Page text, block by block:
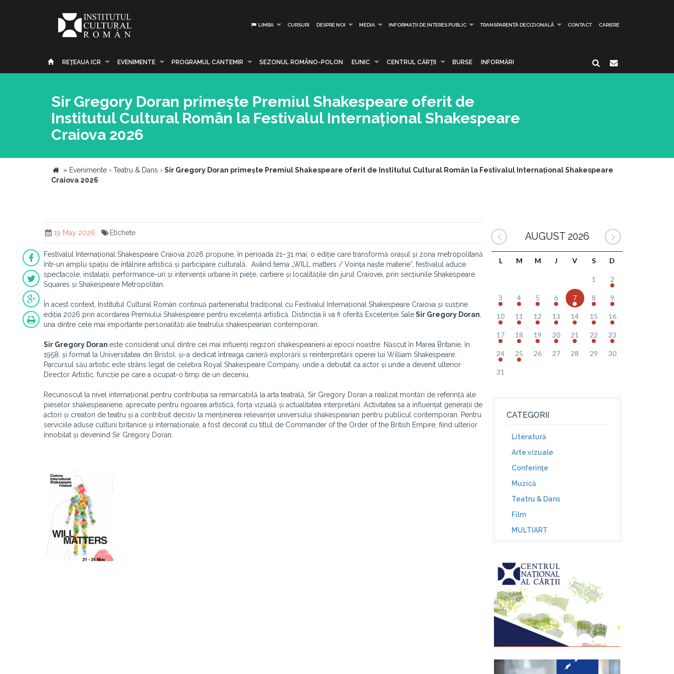
LIMBA CURSURI DESPRE NOI MEDIA INFORMAȚII DE INTERES PUBLIC TRANSPARENȚĂ DECIZIONALĂ CONTACT CARIERE
REŢEAUA ICR EVENIMENTE PROGRAMUL CANTEMIR SEZONUL ROMÂNO-POLON EUNIC CENTRUL CĂRŢII BURSE INFORMĂRI
Sir Gregory Doran primește Premiul Shakespeare oferit de
Institutul Cultural Român la Festivalul Internațional Shakespeare
Craiova 2026
» Evenimente › Teatru & Dans › Sir Gregory Doran primește Premiul Shakespeare oferit de Institutul Cultural Român la Festivalul Internațional Shakespeare
Craiova 2026
19 May 2026 Etichete
Festivalul Internațional Shakespeare Craiova 2026 propune, în perioada 21–31 mai, o ediție care transformă orașul și zona metropolitană
într-un amplu spațiu de întâlnire artistică și participare culturală. Având tema „WILL matters / Voința naște materie”, festivalul aduce
spectacole, instalații, performance-uri și intervenții urbane în piețe, cartiere și localitățile din jurul Craiovei, prin secțiunile Shakespeare
Squares și Shakespeare Metropolitan.
În acest context, Institutul Cultural Român continuă parteneriatul tradițional cu Festivalul Internațional Shakespeare Craiova și susține
ediția 2026 prin acordarea Premiului Shakespeare pentru excelență artistică. Distincția îi va fi oferită Excelenței SaleSir Gregory Doran
una dintre cele mai importante personalități ale teatrului shakespearian contemporan.
Sir Gregory Doran este considerat unul dintre cei mai influenți regizori shakespearieni ai epocii noastre. Născut în Marea Britanie, în
1958, și format la Universitatea din Bristol, și-a dedicat întreaga carieră explorării și reinterpretării operei lui William Shakespeare.
Parcursul său artistic este strâns legat de celebra Royal Shakespeare Company, unde a debutat ca actor și unde a devenit ulterior
Director Artistic, funcție pe care a ocupat-o timp de un deceniu.
Recunoscut la nivel internațional pentru contribuția sa remarcabilă la arta teatrală, Sir Gregory Doran a realizat montări de referință ale
pieselor shakespeariene, apreciate pentru rigoarea artistică, forța vizuală și actualitatea interpretării. Activitatea sa a influențat generații de
actori și creatori de teatru și a contribuit decisiv la menținerea relevanței universului shakespearian pentru publicul contemporan. Pentru
serviciile aduse culturii britanice și internaționale, a fost decorat cu titlul de Commander of the Order of the British Empire, fiind ulterior
înnobilat și devenind Sir Gregory Doran.
AUGUST 2026
L M M J V S D
1 2
3 4 5 6 7 8 9
10 11 12 13 14 15 16
17 18 19 20 21 22 23
24 25 26 27 28 29 30
31
CATEGORII
Literatură
Arte vizuale
Conferinţe
Muzică
Teatru & Dans
Film
MULTIART